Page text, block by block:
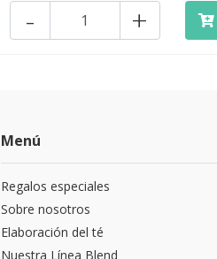
+
-
Menú
Regalos especiales
Sobre nosotros
Elaboración del té
Nuestra Línea Blend